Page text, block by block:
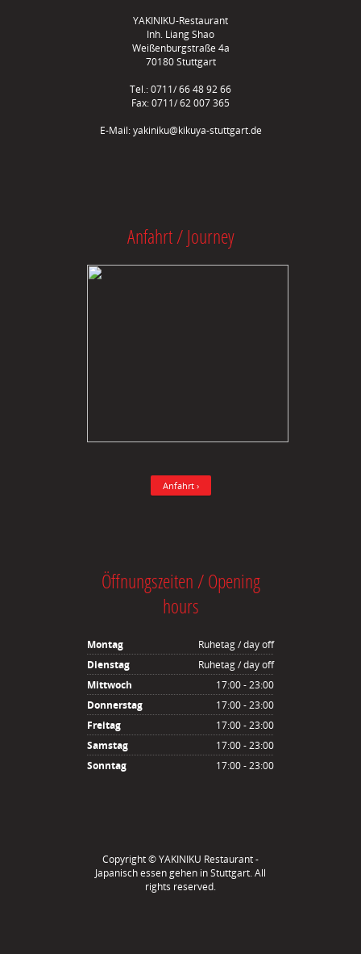
YAKINIKU-Restaurant
Inh. Liang Shao
Weißenburgstraße 4a
70180 Stuttgart
Tel.: 0711/ 66 48 92 66
Fax: 0711/ 62 007 365
E-Mail:yakiniku@kikuya-stuttgart.de
Anfahrt / Journey
Anfahrt ›
Öffnungszeiten / Opening
hours
Montag
Ruhetag / day off
Dienstag
Ruhetag / day off
Mittwoch
17:00 - 23:00
Donnerstag
17:00 - 23:00
Freitag
17:00 - 23:00
Samstag
17:00 - 23:00
Sonntag
17:00 - 23:00
Copyright ©YAKINIKU Restaurant -
Japanisch essen gehen in Stuttgart. All
rights reserved.